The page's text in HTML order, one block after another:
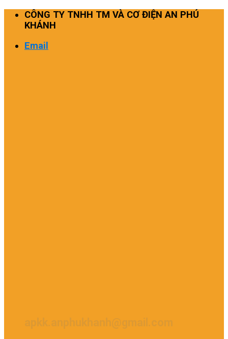
Skip
CÔNG TY TNHH TM VÀ CƠ ĐIỆN AN PHÚ
KHÁNH
Email